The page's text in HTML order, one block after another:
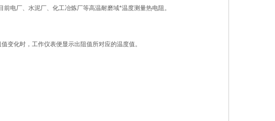
前电厂、水泥厂、化工冶炼厂等高温耐磨域*温度测量热电阻。
变化时，工作仪表便显示出阻值所对应的温度值。